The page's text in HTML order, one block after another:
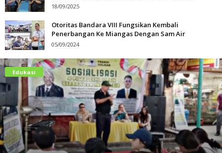
18/09/2025
Otoritas Bandara VIII Fungsikan Kembali
Penerbangan Ke Miangas Dengan Sam Air
05/09/2024
Edukasi